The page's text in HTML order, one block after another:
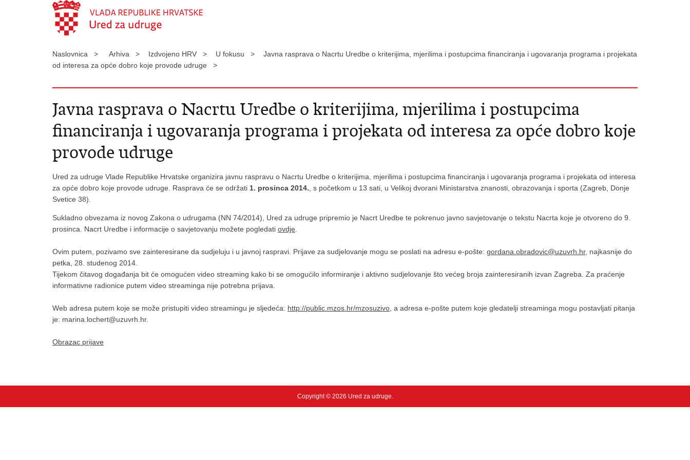
Naslovnica > Arhiva > Izdvojeno HRV > U fokusu >
Javna rasprava o Nacrtu Uredbe o kriterijima, mjerilima i postupcima financiranja i ugovaranja programa i projekata
od interesa za opće dobro koje provode udruge >
Javna rasprava o Nacrtu Uredbe o kriterijima, mjerilima i postupcima
financiranja i ugovaranja programa i projekata od interesa za opće dobro koje
provode udruge
Ured za udruge Vlade Republike Hrvatske organizira javnu raspravu o Nacrtu Uredbe o kriterijima, mjerilima i postupcima financiranja i ugovaranja programa i projekata od interesa
za opće dobro koje provode udruge. Rasprava će se održati 1. prosinca 2014. , s početkom u 13 sati, u Velikoj dvorani Ministarstva znanosti, obrazovanja i sporta (Zagreb, Donje
Svetice 38).
Sukladno obvezama iz novog Zakona o udrugama (NN 74/2014), Ured za udruge pripremio je Nacrt Uredbe te pokrenuo javno savjetovanje o tekstu Nacrta koje je otvoreno do 9.
prosinca. Nacrt Uredbe i informacije o savjetovanju možete pogledati ovdje
Ovim putem, pozivamo sve zainteresirane da sudjeluju i u javnoj raspravi. Prijave za sudjelovanje mogu se poslati na adresu e-pošte: gordana.obradovic@uzuvrh.hr, najkasnije do
petka, 28. studenog 2014.
Tijekom čitavog događanja bit će omogućen video streaming kako bi se omogućilo informiranje i aktivno sudjelovanje što većeg broja zainteresiranih izvan Zagreba. Za praćenje
informativne radionice putem video streaminga nije potrebna prijava.
Web adresa putem koje se može pristupiti video streamingu je sljedeća: http://public.mzos.hr/mzosuzivo , a adresa e-pošte putem koje gledatelji streaminga mogu postavljati pitanja
je: marina.lochert@uzuvrh.hr.
Obrazac prijave
Copyright © 2026 Ured za udruge.